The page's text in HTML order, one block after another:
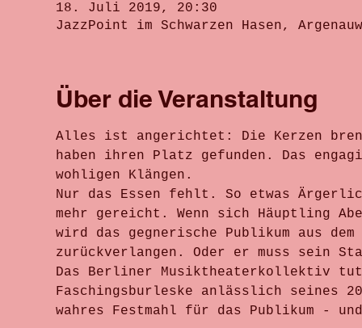
18. Juli 2019, 20:30
JazzPoint im Schwarzen Hasen,
Über die Veranstaltung
Alles ist angerichtet: Die Kerzen
haben ihren Platz gefunden. Das
wohligen Klängen.
Nur das Essen fehlt. So etwas
mehr gereicht. Wenn sich Häuptling
wird das gegnerische Publikum aus
zurückverlangen. Oder er muss sein
Das Berliner Musiktheaterkollektiv
Faschingsburleske anlässlich seines
wahres Festmahl für das Publikum -